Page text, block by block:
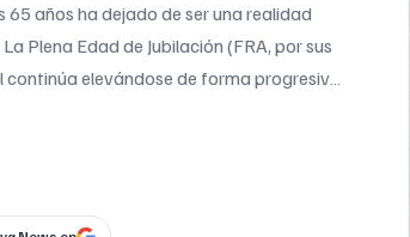
años ha dejado de ser una realidad
Plena Edad de Jubilación (FRA, por sus
continúa elevándose de forma progresiva,